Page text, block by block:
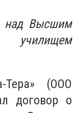
над Высшим
Тера» (ООО
договор о